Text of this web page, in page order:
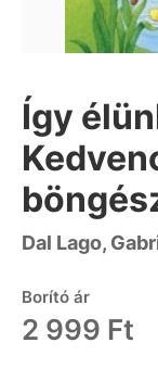
Így
Dal Lago,
Borító ár
2 999 Ft